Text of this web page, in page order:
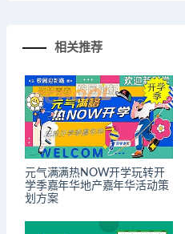
相关推荐
元气满满热NOW开学玩转开
学季嘉年华地产嘉年华活动策
划方案